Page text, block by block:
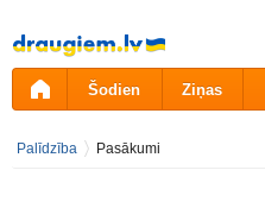
Pāriet
uz
saturu
Šodien Ziņas
Palīdzība Pasākumi